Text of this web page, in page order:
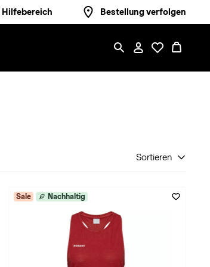
Hilfebereich Bestellung verfolgen
Sortieren
Sale Nachhaltig